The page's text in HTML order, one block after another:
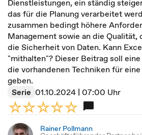
Dienstleistungen, ein ständig
das für die Planung verarbeitet
zusammen bedingt höhere
Management sowie an die Qualität,
die Sicherheit von Daten. Kann
"mithalten"? Dieser Beitrag soll
die vorhandenen Techniken für
geben.
Serie 01.10.2024 | 07:00 Uhr
Rainer Pollmann